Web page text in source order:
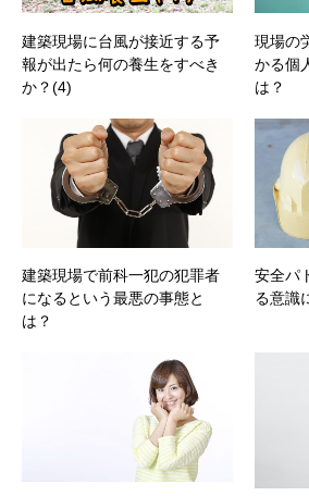
建築現場に台風が接近する予
報が出たら何の養生をすべき
か？(4)
現場の
かる個
は？
建築現場で前科一犯の犯罪者
になるという最悪の事態と
は？
安全パ
る意識